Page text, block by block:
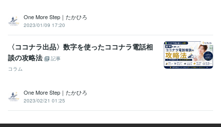
のレベルアップ
マーケティング
SEO ココナラのコンサル
資産運用・副業の相談 毎月６桁収益継続中の副業を伝授
初心者 副業 お金の稼ぎ方 収益化
オリジナル
アイディア
差別化
英語 日常会話レベル
One More Step｜たかひろ
2023/01/09 17:20
〈ココナラ出品〉数字を使ったココナラ電話相
談の攻略法
記事
コラム
One More Step｜たかひろ
2023/02/21 01:25